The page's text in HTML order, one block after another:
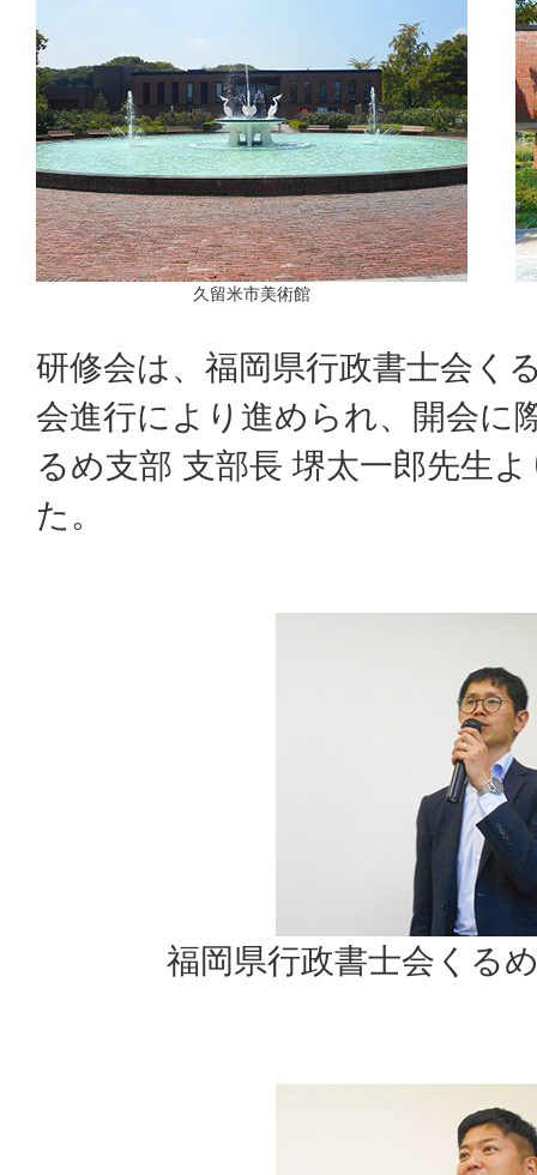
久留米市美術館
研修会は、福岡県行政書士会く
会進行により進められ、開会に
るめ支部 支部長 堺太一郎先生
た。
福岡県行政書士会くる